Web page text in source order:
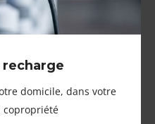
recharge
domicile, dans votre
copropriété